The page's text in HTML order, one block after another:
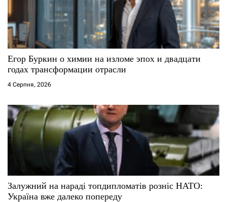
Егор Буркин о химии на изломе эпох и двадцати
годах трансформации отрасли
4 Серпня, 2026
Залужний на нараді топдипломатів розніс НАТО:
Україна вже далеко попереду